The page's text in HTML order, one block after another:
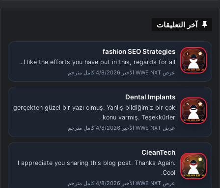
آخر التعليقات
fashion SEO Strategies
I like the efforts you have put in this, regards for all...
عرض WWE NXT الأخير 4/8/2026 كامل مترجم
Dental Implants
gerçekten güzel bir yazı olmuş. Yanlış bildiğimiz bir çok
konu varmış. Teşekkürler.
عرض WWE NXT الأخير 4/8/2026 كامل مترجم
CleanTech
I appreciate you sharing this blog post. Thanks Again.
Cool.
عرض WWE NXT الأخير 4/8/2026 كامل مترجم